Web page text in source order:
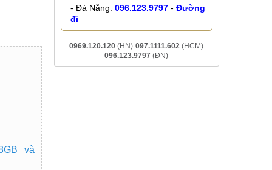
và
- Đà Nẵng: 096.123.9797- Đường
đi
0969.120.120 (HN) 097.1111.602 (HCM)
096.123.9797 (ĐN)